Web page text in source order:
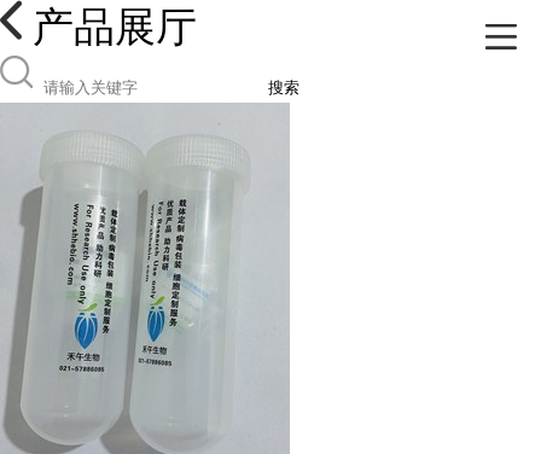
产品展厅
搜索